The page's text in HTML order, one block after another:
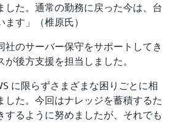
した。通常の勤務に戻った今は、台
す」（椎原氏）
社のサーバー保守をサポートしてき
後方支援を担当しました。
に限らずさまざまな困りごとに相
した。今回はナレッジを蓄積するた
するように努めましたが、それでも